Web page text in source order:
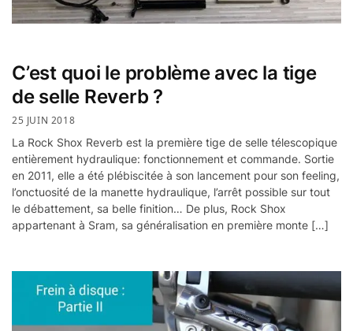
C’est quoi le problème avec la tige
de selle Reverb ?
25 JUIN 2018
La Rock Shox Reverb est la première tige de selle télescopique
entièrement hydraulique: fonctionnement et commande. Sortie
en 2011, elle a été plébiscitée à son lancement pour son feeling,
l’onctuosité de la manette hydraulique, l’arrêt possible sur tout
le débattement, sa belle finition… De plus, Rock Shox
appartenant à Sram, sa généralisation en première monte […]